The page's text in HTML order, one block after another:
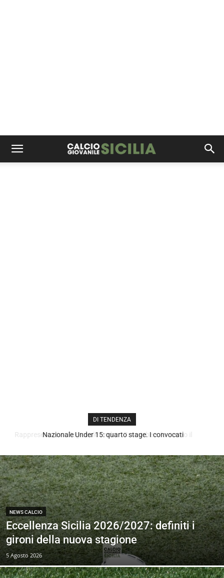
DI TENDENZA
Nazionale Under 15: quarto stage. I convocati
NEWS CALCIO
Eccellenza Sicilia 2026/2027: definiti i
gironi della nuova stagione
5 Agosto 2026